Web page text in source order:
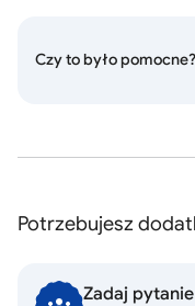
Czy to było pomocne?
Potrzebujesz
Zadaj